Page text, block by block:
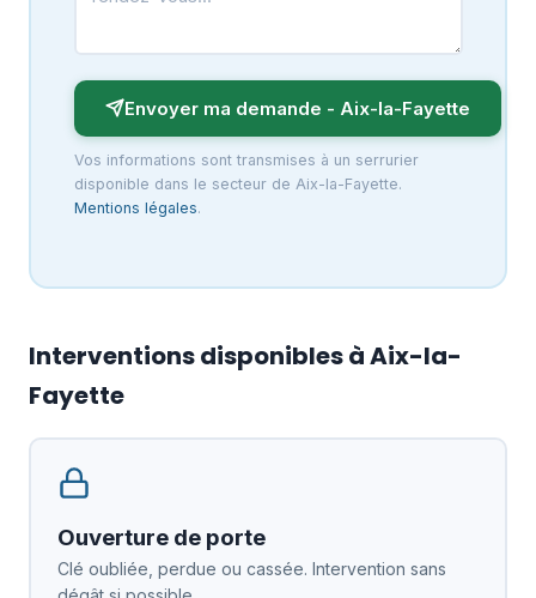
Envoyer ma demande - Aix-la-Fayette
Vos informations sont transmises à un serrurier
disponible dans le secteur de Aix-la-Fayette.
Mentions légales.
Interventions disponibles à Aix-la-
Fayette
Ouverture de porte
Clé oubliée, perdue ou cassée. Intervention sans